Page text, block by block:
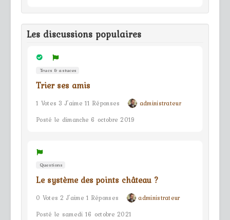
Les discussions populaires
Trucs & astuces
Trier ses amis
1 Votes 3 J'aime 11 Réponses
administrateur
Posté le dimanche 6 octobre 2019
Questions
Le système des points château ?
0 Votes 2 J'aime 1 Réponses
administrateur
Posté le samedi 16 octobre 2021